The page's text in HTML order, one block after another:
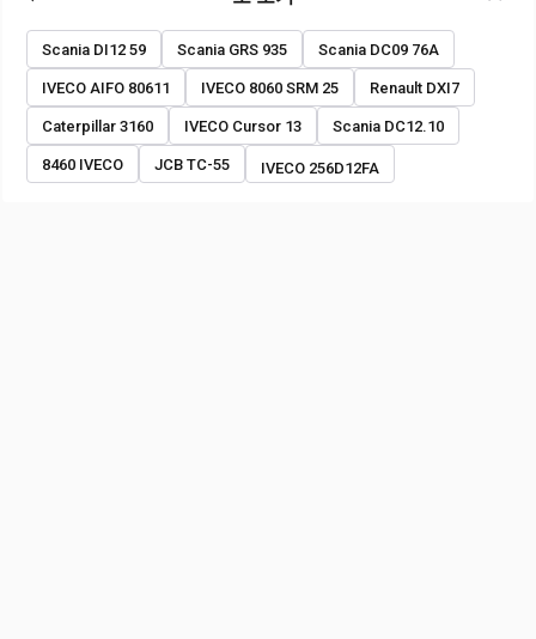
Scania DI12 59 Scania GRS 935 Scania DC09 76A
IVECO AIFO 80611 IVECO 8060 SRM 25 Renault DXI7
Caterpillar 3160 IVECO Cursor 13 Scania DC12.10
8460 IVECO JCB TC-55 IVECO 256D12FA